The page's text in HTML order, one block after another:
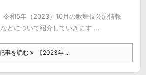
令和5年（2023）10月の歌舞伎公演情報
どについて紹介していきます ...
事を読む 【2023年 ...